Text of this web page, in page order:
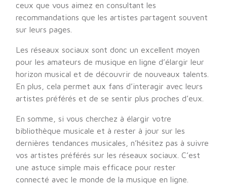
ceux que vous aimez en consultant les
recommandations que les artistes partagent souvent
sur leurs pages.
Les réseaux sociaux sont donc un excellent moyen
pour les amateurs de musique en ligne d’élargir leur
horizon musical et de découvrir de nouveaux talents.
En plus, cela permet aux fans d’interagir avec leurs
artistes préférés et de se sentir plus proches d’eux.
En somme, si vous cherchez à élargir votre
bibliothèque musicale et à rester à jour sur les
dernières tendances musicales, n’hésitez pas à suivre
vos artistes préférés sur les réseaux sociaux. C’est
une astuce simple mais efficace pour rester
connecté avec le monde de la musique en ligne.